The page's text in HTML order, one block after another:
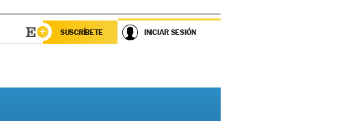
SUSCRÍBETE INICIAR SESIÓN